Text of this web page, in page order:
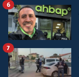
6
7